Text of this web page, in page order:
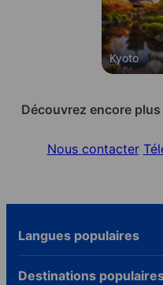
Kyoto
Découvrez encore
Nous contacter
Langues populaires
Destinations